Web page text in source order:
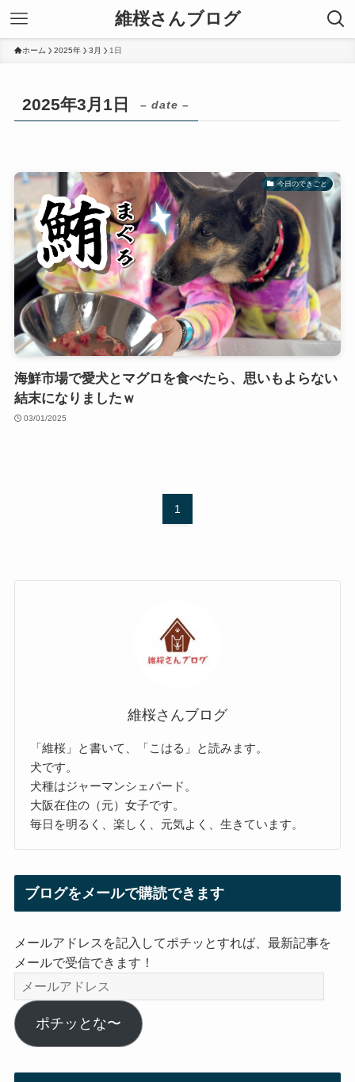
維桜さんブログ
ホーム 2025年 3月 1日
2025年3月1日 – date –
今日のできごと
海鮮市場で愛犬とマグロを食べたら、思いもよらない
結末になりましたｗ
03/01/2025
1
維桜さんブログ
「維桜」と書いて、「こはる」と読みます。
犬です。
犬種はジャーマンシェパード。
大阪在住の（元）女子です。
毎日を明るく、楽しく、元気よく、生きています。
ブログをメールで購読できます
メールアドレスを記入してポチッとすれば、最新記事を
メールで受信できます！
メ
ー
ル
ア
ポチッとな〜